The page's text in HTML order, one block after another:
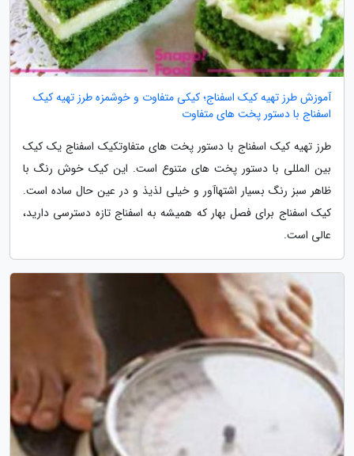
آموزش طرز تهیه کیک اسفناج؛ کیکی متفاوت و خوشمزه طرز تهیه کیک
اسفناج با دستور پخت های متفاوت
طرز تهیه کیک اسفناج با دستور پخت های متفاوتکیک اسفناج یک کیک
بین المللی با دستور پخت های متنوع است. این کیک خوش رنگ با
ظاهر سبز رنگ بسیار اشتهاآور و خیلی لذیذ و در عین حال ساده است.
کیک اسفناج برای فصل بهار که همیشه به اسفناج تازه دسترسی دارید،
عالی است.